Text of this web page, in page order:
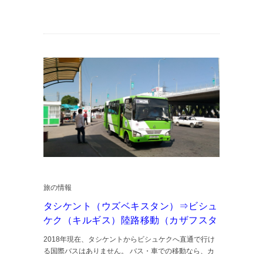
旅の情報
タシケント（ウズベキスタン）⇒ビシュ
ケク（キルギス）陸路移動（カザフスタ
2018年現在、タシケントからビシュケクへ直通で行け
る国際バスはありません。 バス・車での移動なら、カ